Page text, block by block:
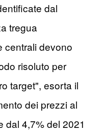
dal
tregua
centrali devono
risoluto per
target", esorta il
dei prezzi al
dal 4,7% del 2021